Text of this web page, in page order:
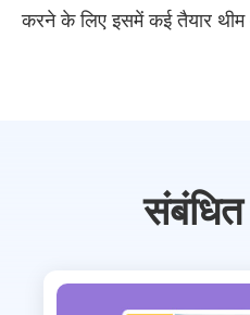
करने के लिए इसमें कई तैयार थीम